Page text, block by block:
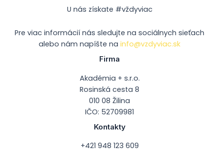
U nás získate #vždyviac
Pre viac informácií nás sledujte na sociálnych sieťach
alebo nám napíšte na info@vzdyviac.sk
Firma
Akadémia + s.r.o.
Rosinská cesta 8
010 08 Žilina
IČO: 52709981
Kontakty
+421 948 123 609